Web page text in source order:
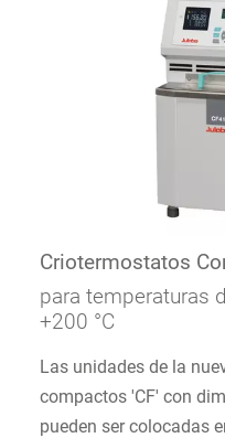
Criotermostatos
para temperaturas
+200 °C
Las unidades de la
compactos 'CF' con
pueden ser colocadas